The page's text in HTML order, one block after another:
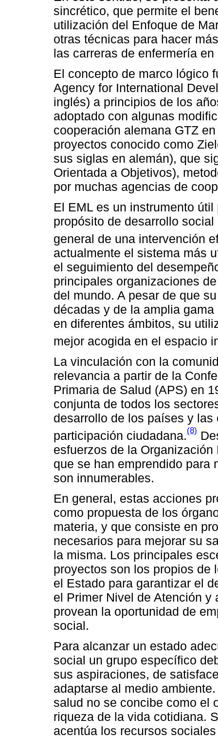
sincrético, que permite el
utilización del Enfoque de
otras técnicas para hacer
las carreras de enfermería en
El concepto de marco lógico
Agency for International
inglés) a principios de los
adoptado con algunas
cooperación alemana GTZ
proyectos conocido como
sus siglas en alemán), que
Orientada a Objetivos),
por muchas agencias de
El EML es un instrumento
propósito de desarrollo
general de una intervención
actualmente el sistema más
el seguimiento del
principales organizaciones
del mundo. A pesar de que
décadas y de la amplia
en diferentes ámbitos, su
mejor acogida en el espacio
La vinculación con la
relevancia a partir de la
Primaria de Salud (APS) en
conjunta de todos los
desarrollo de los países y
participación ciudadana.(8)
esfuerzos de la
que se han emprendido para
son innumerables.
En general, estas acciones
como propuesta de los
materia, y que consiste en
necesarios para mejorar su
la misma. Los principales
proyectos son los propios de
el Estado para garantizar el
el Primer Nivel de Atención
provean la oportunidad de
social.
Para alcanzar un estado
social un grupo específico
sus aspiraciones, de
adaptarse al medio
salud no se concibe como el
riqueza de la vida cotidiana.
acentúa los recursos